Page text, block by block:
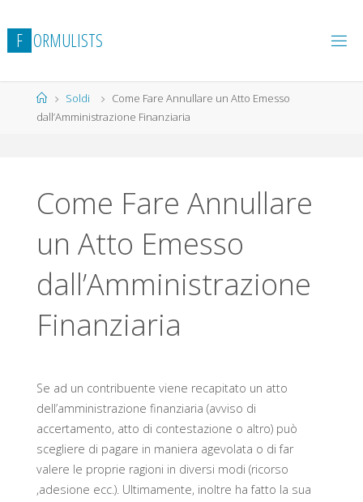
al
contenuto
F ORMULISTS
HomeSoldi
Come Fare Annullare un Atto Emesso
dall’Amministrazione Finanziaria
Come Fare Annullare
un Atto Emesso
dall’Amministrazione
Finanziaria
Se ad un contribuente viene recapitato un atto
dell’amministrazione finanziaria (avviso di
accertamento, atto di contestazione o altro) può
scegliere di pagare in maniera agevolata o di far
valere le proprie ragioni in diversi modi (ricorso
,adesione ecc.). Ultimamente, inoltre ha fatto la sua